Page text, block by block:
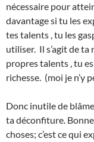
nécessaire pour
davantage si tu les
tes talents , tu les
utiliser. Il s’agit de ta
propres talents , tu
richesse. (moi je n’y
Donc inutile de
ta déconfiture.
choses; c’est ce qui